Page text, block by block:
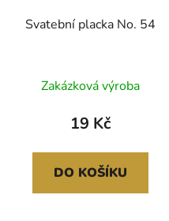
Svatební placka No. 54
Zakázková výroba
19 Kč
DO KOŠÍKU